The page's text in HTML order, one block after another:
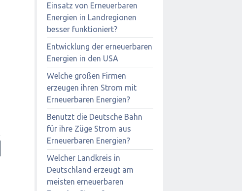
Einsatz von Erneuerbaren
Energien in Landregionen
besser funktioniert?
Entwicklung der erneuerbaren
Energien in den USA
Welche großen Firmen
erzeugen ihren Strom mit
Erneuerbaren Energien?
Benutzt die Deutsche Bahn
für ihre Züge Strom aus
Erneuerbaren Energien?
Welcher Landkreis in
Deutschland erzeugt am
meisten erneuerbaren